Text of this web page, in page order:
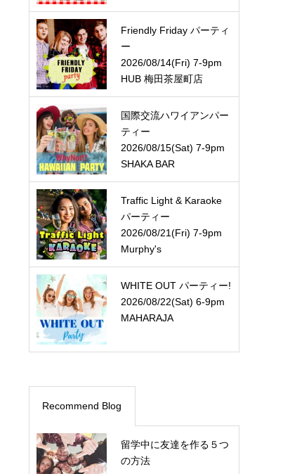
Friendly Friday パーティ
ー
2026/08/14(Fri) 7-9pm
HUB 梅田茶屋町店
国際交流ハワイアンパー
ティー
2026/08/15(Sat) 7-9pm
SHAKA BAR
Traffic Light & Karaoke
パーティー
2026/08/21(Fri) 7-9pm
Murphy's
WHITE OUT パーティー!
2026/08/22(Sat) 6-9pm
MAHARAJA
Recommend Blog
留学中に友達を作る５つ
の方法